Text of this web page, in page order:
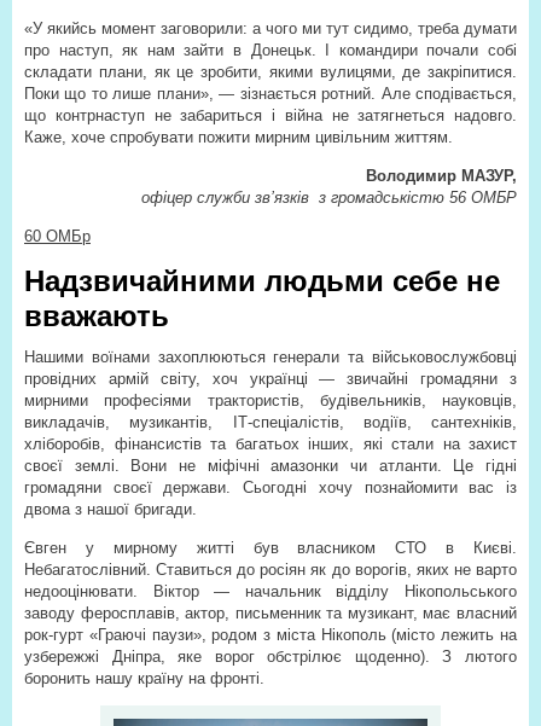
«У якийсь момент заговорили: а чого ми тут сидимо, треба думати
про наступ, як нам зайти в Донецьк. І командири почали собі
складати плани, як це зробити, якими вулицями, де закріпитися.
Поки що то лише плани», — зізнається ротний. Але сподівається,
що контрнаступ не забариться і війна не затягнеться надовго.
Каже, хоче спробувати пожити мирним цивільним життям.
Володимир МАЗУР,
офіцер служби зв’язків з громадськістю 56 ОМБР
60 ОМБр
Надзвичайними людьми себе не
вважають
Нашими воїнами захоплюються генерали та військовослужбовці
провідних армій світу, хоч українці — звичайні громадяни з
мирними професіями трактористів, будівельників, науковців,
викладачів, музикантів, ІТ-спеціалістів, водіїв, сантехніків,
хліборобів, фінансистів та багатьох інших, які стали на захист
своєї землі. Вони не міфічні амазонки чи атланти. Це гідні
громадяни своєї держави. Сьогодні хочу познайомити вас із
двома з нашої бригади.
Євген у мирному житті був власником СТО в Києві.
Небагатослівний. Ставиться до росіян як до ворогів, яких не варто
недооцінювати. Віктор — начальник відділу Нікопольського
заводу феросплавів, актор, письменник та музикант, має власний
рок-гурт «Граючі паузи», родом з міста Нікополь (місто лежить на
узбережжі Дніпра, яке ворог обстрілює щоденно). З лютого
боронить нашу країну на фронті.